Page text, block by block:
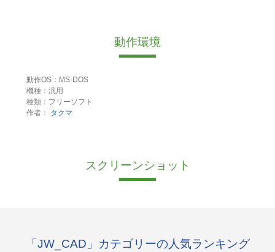
動作環境
動作OS：MS-DOS
機種：汎用
種類：フリーソフト
作者：
タクマ
スクリーンショット
「JW_CAD」カテゴリーの人気ランキング